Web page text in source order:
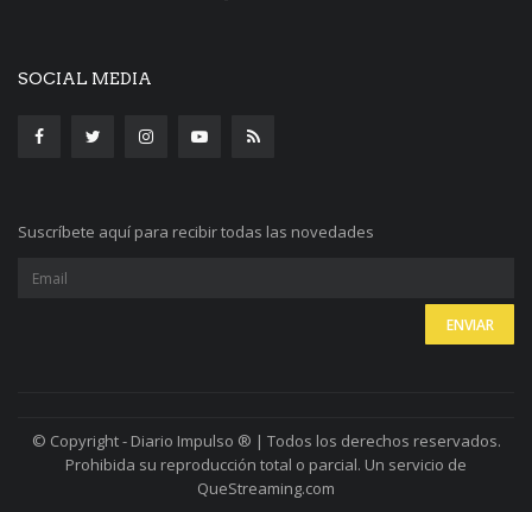
SOCIAL MEDIA
Suscríbete aquí para recibir todas las novedades
© Copyright - Diario Impulso ® | Todos los derechos reservados.
Prohibida su reproducción total o parcial. Un servicio de
QueStreaming.com